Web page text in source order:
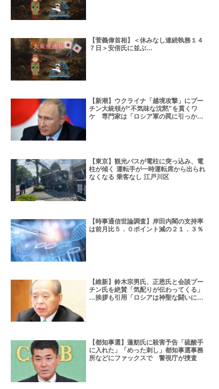
【菅義偉首相】＜休みなし連続執務１４
７日＞安倍氏に並ぶ…
【新潮】ウクライナ「越境攻撃」にプー
チン大統領が“不気味な沈黙”を貫くワ
ケ 専門家は「ロシア軍の罠に引っかか
【東京】観光バスが電柱に突っ込み、電
柱が傾く 運転手が一時運転席から出られ
なくなる 乗客なし 江戸川区
【時事通信世論調査】岸田内閣の支持率
は前月比５．０ポイント減の２１．３％
【維新】鈴木宗男氏、正恩氏と会談プー
チン氏を絶賛「気配りが伝わってくる」
…挨拶も引用「ロシアは神聖な闘いに立
【都知事選】蓮舫氏に殺害予告「硫酸手
に入れた」「めった刺し」都知事選事務
所などにファックスで 警視庁が捜査